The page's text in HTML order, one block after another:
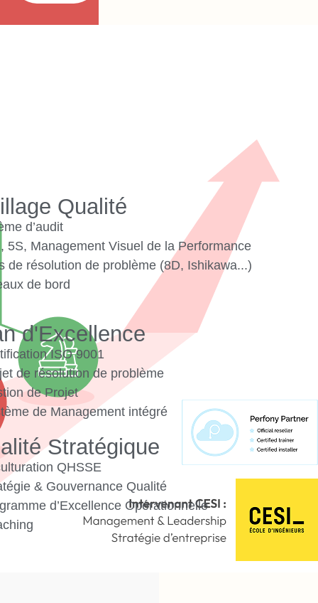
Qualité
d’audit
5S, Management Visuel de la Performance
de résolution de problème (8D, Ishikawa...)
de bord
d'Excellence
ISO 9001
de résolution de problème
de Projet
de Management intégré
Stratégique
QHSSE
& Gouvernance Qualité
d’Excellence Opérationnelle